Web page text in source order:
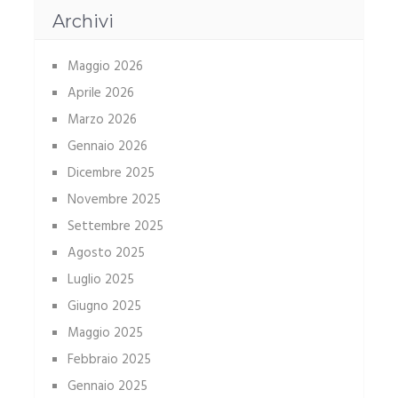
Archivi
Maggio 2026
Aprile 2026
Marzo 2026
Gennaio 2026
Dicembre 2025
Novembre 2025
Settembre 2025
Agosto 2025
Luglio 2025
Giugno 2025
Maggio 2025
Febbraio 2025
Gennaio 2025